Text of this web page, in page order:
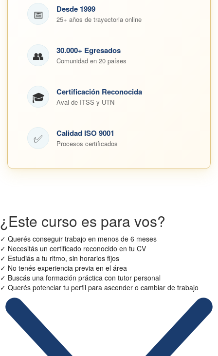
📅 Desde 1999
25+ años de trayectoria online
👥 30.000+ Egresados
Comunidad en 20 países
🎓 Certificación Reconocida
Aval de ITSS y UTN
✅ Calidad ISO 9001
Procesos certificados
¿Este curso es para vos?
✓ Querés conseguir trabajo en menos de 6 meses
✓ Necesitás un certificado reconocido en tu CV
✓ Estudiás a tu ritmo, sin horarios fijos
✓ No tenés experiencia previa en el área
✓ Buscás una formación práctica con tutor personal
✓ Querés potenciar tu perfil para ascender o cambiar de trabajo